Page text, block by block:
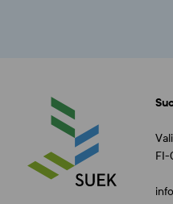
FI-